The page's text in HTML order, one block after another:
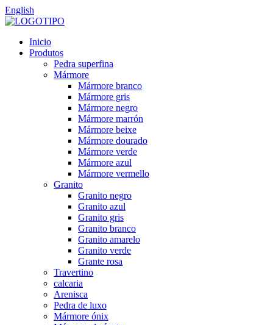
English
Inicio
Produtos
Pedra superfina
Mármore
Mármore branco
Mármore gris
Mármore negro
Mármore marrón
Mármore beixe
Mármore dourado
Mármore verde
Mármore azul
Mármore vermello
Granito
Granito negro
Granito azul
Granito gris
Granito branco
Granito amarelo
Granito verde
Grante rosa
Travertino
calcaria
Arenisca
Pedra de luxo
Mármore ónix